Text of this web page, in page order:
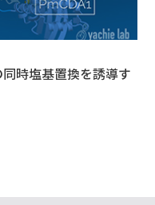
時塩基置換を誘導す